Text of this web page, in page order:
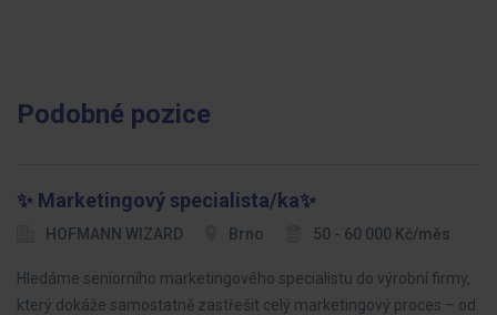
Podobné pozice
✨ Marketingový specialista/ka✨
HOFMANN WIZARD Brno 50 - 60 000 Kč/měs
Hledáme seniorního marketingového specialistu do výrobní firmy,
který dokáže samostatně zastřešit celý marketingový proces – od